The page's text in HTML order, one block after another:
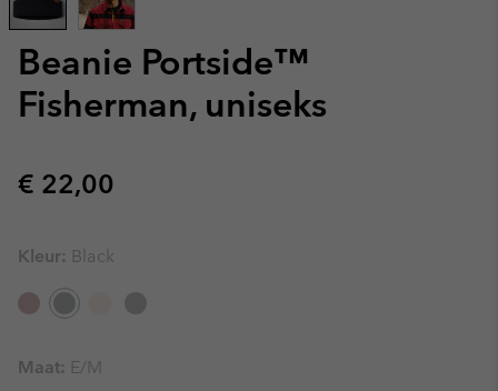
Beanie Portside™
Fisherman, uniseks
Regular price:
€ 22,00
Kleur: Black
Maat: E/M